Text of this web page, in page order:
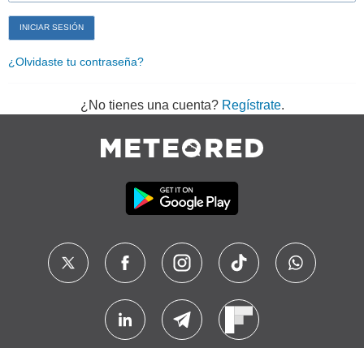
¿Olvidaste tu contraseña?
¿No tienes una cuenta? Regístrate.